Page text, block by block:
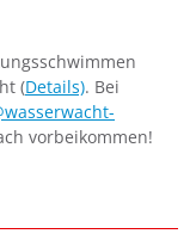
(Details). Bei
vorbeikommen!